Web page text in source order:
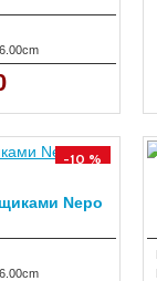
-10 %
Nepo